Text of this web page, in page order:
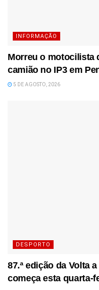
INFORMAÇÃO
Morreu o motocilista
camião no IP3 em
5 DE AGOSTO, 2026
DESPORTO
87.ª edição da Volta
começa esta quarta-